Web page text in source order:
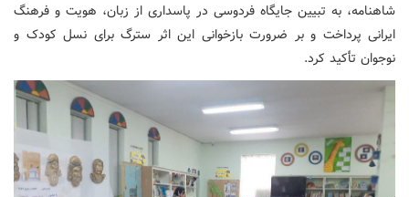
شاهنامه، به تبیین جایگاه فردوسی در پاسداری از زبان، هویت و فرهنگ
ایرانی پرداخت و بر ضرورت بازخوانی این اثر سترگ برای نسل کودک و
نوجوان تأکید کرد.